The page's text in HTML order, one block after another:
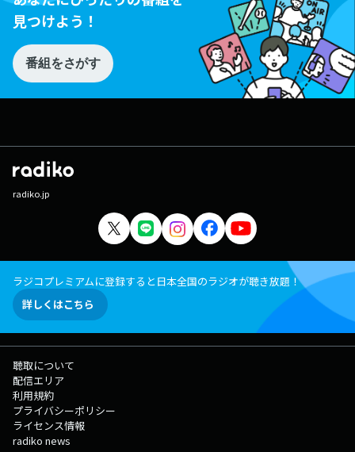
見つけよう！
番組をさがす
radiko.jp
ラジコプレミアムに登録すると日本全国のラジオが聴き放題！
詳しくはこちら
聴取について
配信エリア
利用規約
プライバシーポリシー
ライセンス情報
radiko news